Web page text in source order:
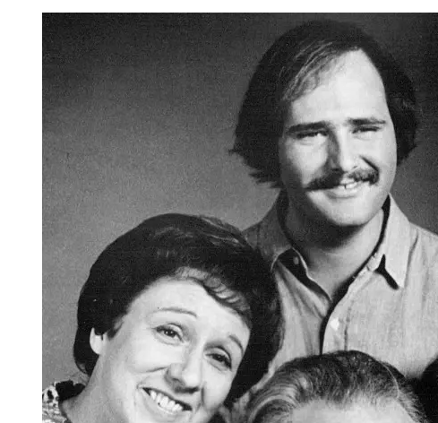
ให้เขาคว้ารางวัลเอ็มมีสาขานักแสดงสมทบชายยอดเยี่ยมถึงสองค